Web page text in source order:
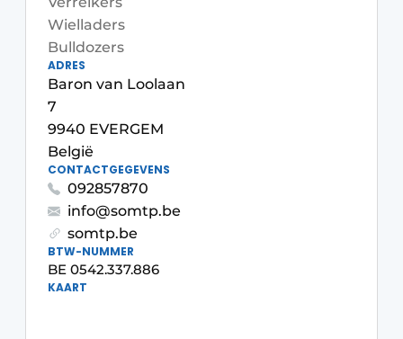
Wielladers
Bulldozers
ADRES
Baron van Loolaan
7
9940 EVERGEM
België
CONTACTGEGEVENS
092857870
info@somtp.be
somtp.be
BTW-NUMMER
BE 0542.337.886
KAART